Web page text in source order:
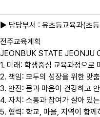
▶ 담당부서 : 유초등교육과(초
전주교육계획
JEONBUK STATE JEONJU
1. 미래: 학생중심 교육과정으로
2. 책임: 모두의 성장을 위한 맞
3. 안전: 몸과 마음이 건강하고
4. 자치: 소통과 참여가 살아 있
5. 협력: 학교, 마을, 지역이 함께